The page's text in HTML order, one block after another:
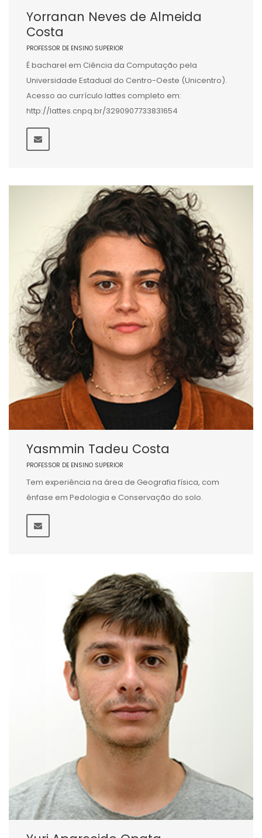
Yorranan Neves de Almeida
Costa
PROFESSOR DE ENSINO SUPERIOR
É bacharel em Ciência da Computação pela
Universidade Estadual do Centro-Oeste (Unicentro).
Acesso ao currículo lattes completo em:
http://lattes.cnpq.br/3290907733831654
Yasmmin Tadeu Costa
PROFESSOR DE ENSINO SUPERIOR
Tem experiência na área de Geografia física, com
ênfase em Pedologia e Conservação do solo.